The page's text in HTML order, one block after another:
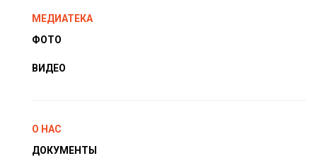
МЕДИАТЕКА
ФОТО
ВИДЕО
О НАС
ДОКУМЕНТЫ